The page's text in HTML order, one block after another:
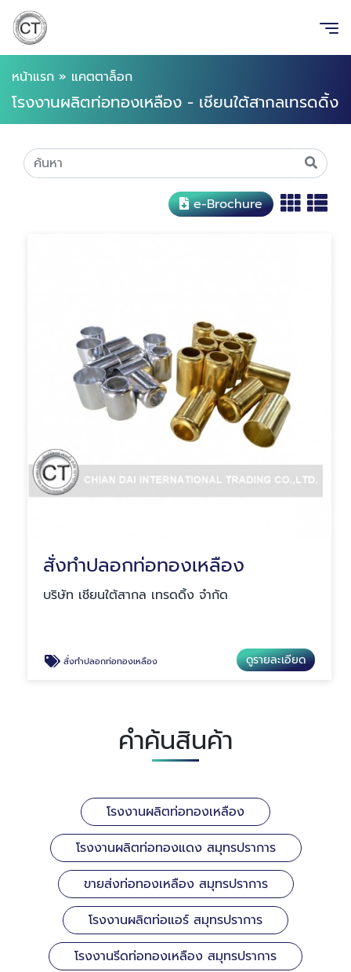
หน้าแรก » แคตตาล็อก
โรงงานผลิตท่อทองเหลือง - เชียนใต้สากลเทรดดิ้ง
e-Brochure
สั่งทำปลอกท่อทองเหลือง
บริษัท เชียนใต้สากล เทรดดิ้ง จำกัด
สั่งทำปลอกท่อทองเหลือง ดูรายละเอียด
คำค้นสินค้า
โรงงานผลิตท่อทองเหลือง
โรงงานผลิตท่อทองแดง สมุทรปราการ
ขายส่งท่อทองเหลือง สมุทรปราการ
โรงงานผลิตท่อแอร์ สมุทรปราการ
โรงงานรีดท่อทองเหลือง สมุทรปราการ